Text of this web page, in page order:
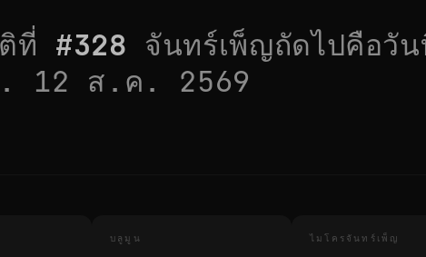
ที่ #328 จันทร์เพ็ญถัดไปคือ
12 ส.ค. 2569
บลูมูน ไมโครจันทร์เพ็ญ